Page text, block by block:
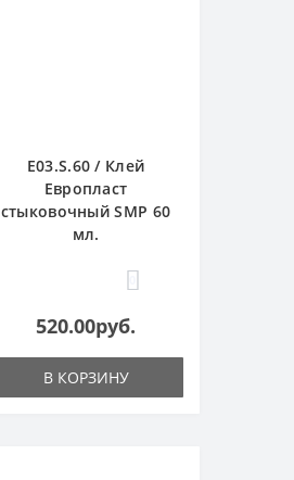
E03.S.60 / Клей
Европласт
стыковочный SMP 60
мл.
520.00руб.
В КОРЗИНУ